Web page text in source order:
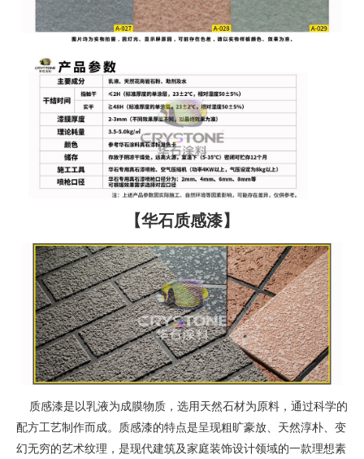
【华石质感漆】
质感漆是以乳液为成膜物质，选用天然石材为原料，通过科学的
配方工艺制作而成。质感漆的特点是呈现粗旷豪放、天然淳朴、变
幻无穷的艺术纹理，是现代建筑及家庭装饰设计领域的一款理想素